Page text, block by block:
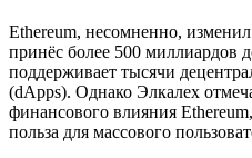
Ethereum, несомненно,
принёс более 500 миллиардов
поддерживает тысячи
(dApps). Однако Элкалех
финансового влияния
польза для массового